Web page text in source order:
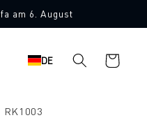
am 6. August
DE Warenkorb
RK1003